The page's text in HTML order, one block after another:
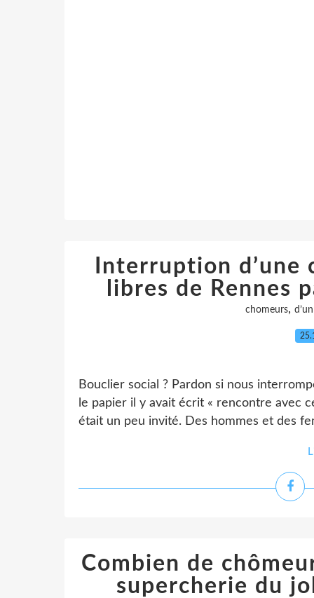
Interruption d’une
libres de Rennes
chomeurs, d’un
Bouclier social ? Pardon si nous
le papier il y avait écrit « rencontre avec
était un peu invité. Des hommes et des
Combien de
supercherie du